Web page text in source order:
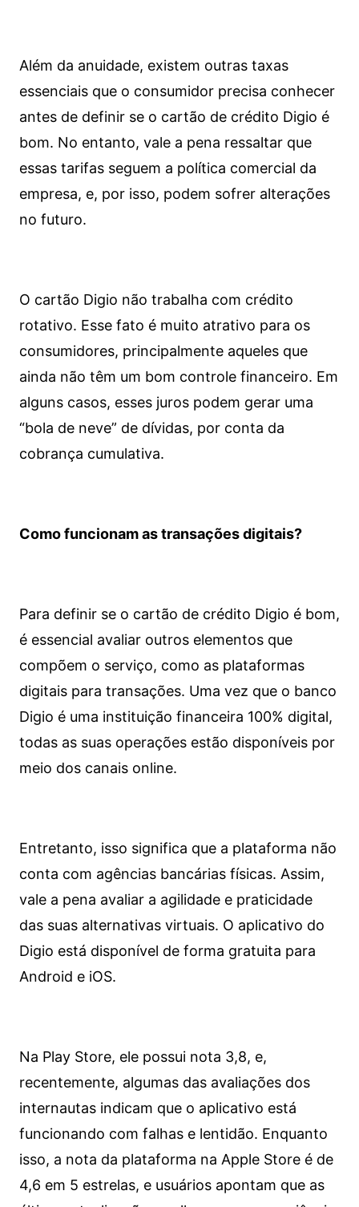
Além da anuidade, existem outras taxas
essenciais que o consumidor precisa conhecer
antes de definir se o cartão de crédito Digio é
bom. No entanto, vale a pena ressaltar que
essas tarifas seguem a política comercial da
empresa, e, por isso, podem sofrer alterações
no futuro.
O cartão Digio não trabalha com crédito
rotativo. Esse fato é muito atrativo para os
consumidores, principalmente aqueles que
ainda não têm um bom controle financeiro. Em
alguns casos, esses juros podem gerar uma
“bola de neve” de dívidas, por conta da
cobrança cumulativa.
Como funcionam as transações digitais?
Para definir se o cartão de crédito Digio é bom,
é essencial avaliar outros elementos que
compõem o serviço, como as plataformas
digitais para transações. Uma vez que o banco
Digio é uma instituição financeira 100% digital,
todas as suas operações estão disponíveis por
meio dos canais online.
Entretanto, isso significa que a plataforma não
conta com agências bancárias físicas. Assim,
vale a pena avaliar a agilidade e praticidade
das suas alternativas virtuais. O aplicativo do
Digio está disponível de forma gratuita para
Android e iOS.
Na Play Store, ele possui nota 3,8, e,
recentemente, algumas das avaliações dos
internautas indicam que o aplicativo está
funcionando com falhas e lentidão. Enquanto
isso, a nota da plataforma na Apple Store é de
4,6 em 5 estrelas, e usuários apontam que as